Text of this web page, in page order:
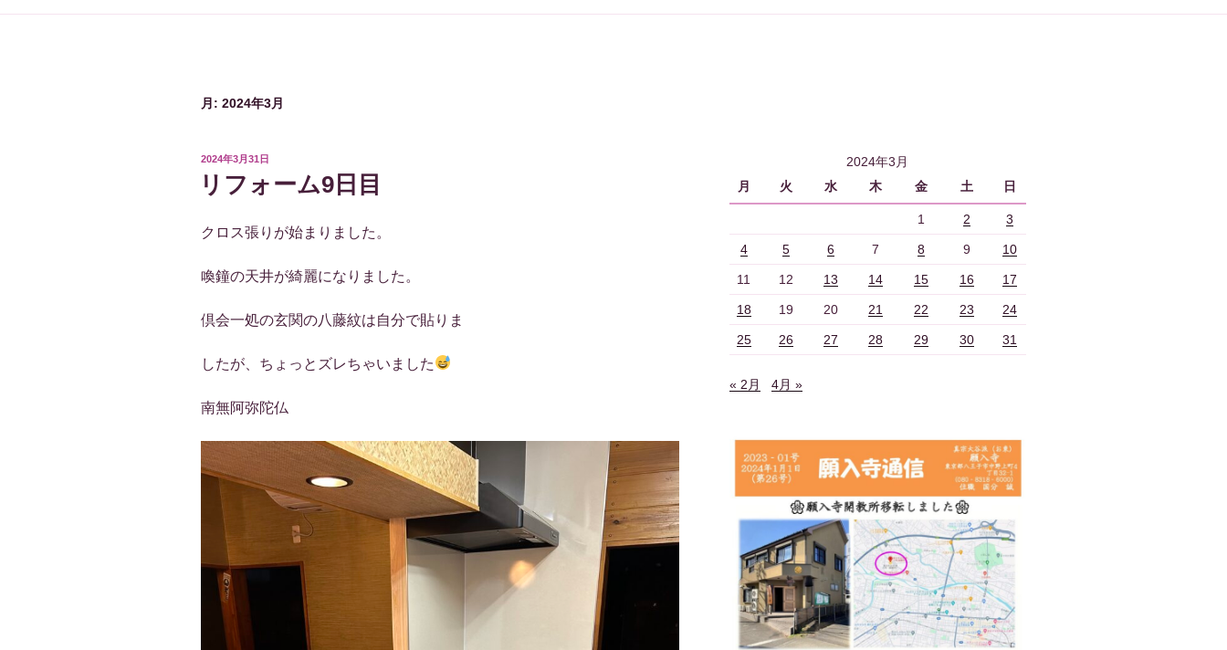
月: 2024年3月
投
稿
日:
2024年3月31日
リフォーム9日目
クロス張りが始まりました。
喚鐘の天井が綺麗になりました。
倶会一処の玄関の八藤紋は自分で貼りま
したが、ちょっとズレちゃいました
南無阿弥陀仏
2024年3月
月
火 水 木 金 土 日
1 2 3
4 5 6 7 8 9 10
11 12 13 14 15 16 17
18 19 20 21 22 23 24
25 26 27 28 29 30 31
« 2月 4月 »